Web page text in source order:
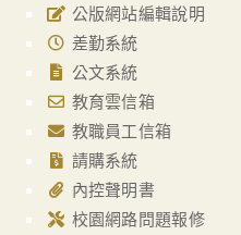
公版網站編輯說明
差勤系統
公文系統
教育雲信箱
教職員工信箱
請購系統
內控聲明書
校園網路問題報修